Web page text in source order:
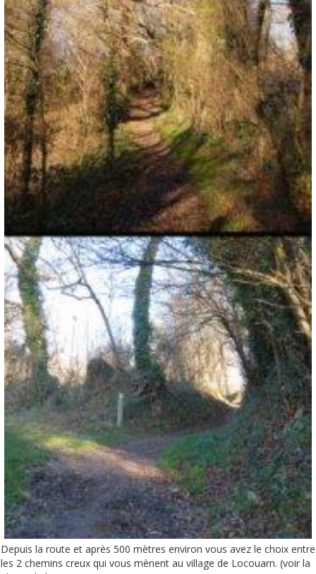
Depuis la route et après 500 mètres environ vous avez le choix entre
les 2 chemins creux qui vous mènent au village de Locouarn. (voir la